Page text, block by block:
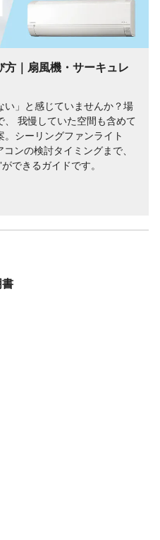
方｜扇風機・サーキュレ
い」と感じていませんか？場
、 我慢していた空間も含めて
シーリングファンライト
ンの検討タイミングまで、
できるガイドです。
書